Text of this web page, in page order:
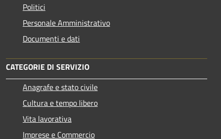
Politici
Personale Amministrativo
Documenti e dati
CATEGORIE DI SERVIZIO
Anagrafe e stato civile
Cultura e tempo libero
Vita lavorativa
Imprese e Commercio